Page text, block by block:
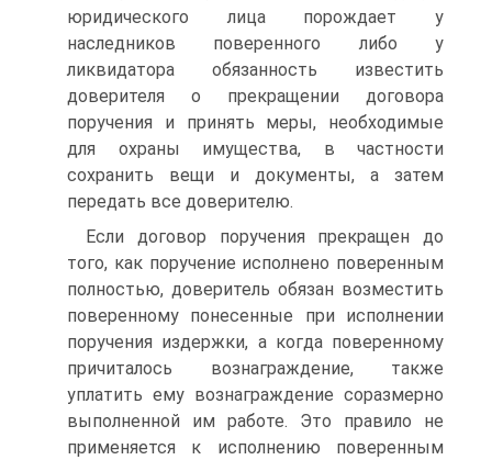
юридического лица порождает у
наследников поверенного либо у
ликвидатора обязанность известить
доверителя о прекращении договора
поручения и принять меры, необходимые
для охраны имущества, в частности
сохранить вещи и документы, а затем
передать все доверителю.
Если договор поручения прекращен до
того, как поручение исполнено поверенным
полностью, доверитель обязан возместить
поверенному понесенные при исполнении
поручения издержки, а когда поверенному
причиталось вознаграждение, также
уплатить ему вознаграждение соразмерно
выполненной им работе. Это правило не
применяется к исполнению поверенным